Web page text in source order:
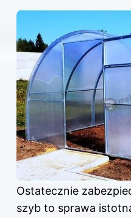
Ostatecznie
szyb to sprawa